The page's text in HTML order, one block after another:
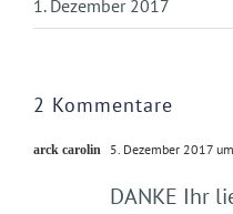
1. Dezember 2017
2 Kommentare
arck carolin 5. Dezember 2017
DANKE Ihr